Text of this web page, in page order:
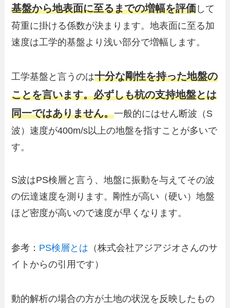
基盤から地表面に至るまでの増幅を評価 して
荷重に掛ける係数が決まります。地表面に至る加
速度は工学的基盤より浅い部分で増幅します。
工学基盤と言うのは十分な剛性を持った地盤の
ことを言います。必ずしも杭の支持地盤とは
同一ではありません。一般的にはせん断波（S
波）速度が400m/s以上の地盤を指すことが多いで
す。
S波はPS検層と言う、地盤に振動を与えてその波
の伝達速度を測ります。剛性が高い（硬い）地盤
ほど密度が高いので速度が早くなります。
参考： PS検層とは （株式会社アジアジオさんのサ
イトからの引用です）
動的解析の場合の方が土地の状況を反映したもの